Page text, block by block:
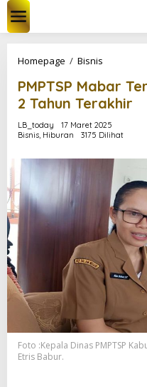
w
Homepage / Bisnis
P
T
S
P
M
b
b
t
k
a
n
6
6
J
PMPTSP Mabar
2 Tahun Terakhir
LB_today
17 Maret 2025
Bisnis, Hiburan 3175 Dilihat
Foto :Kepala Dinas PMPTSP
Etris Babur.